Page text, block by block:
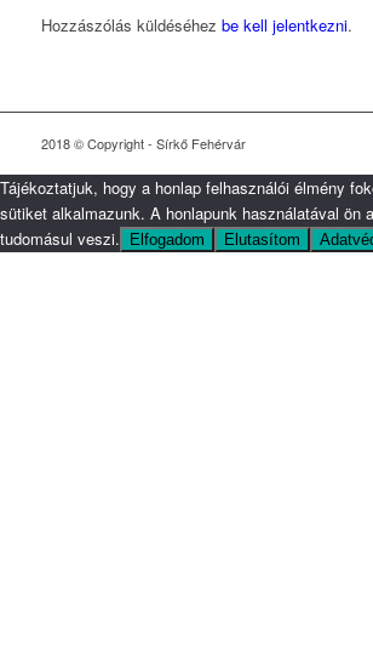
Hozzászólás küldéséhez be kell jelentkezni.
2018 © Copyright - Sírkő Fehérvár
Tájékoztatjuk, hogy a honlap felhasználói élmény
sütiket alkalmazunk. A honlapunk használatával ön
tudomásul veszi.
Elfogadom Elutasítom